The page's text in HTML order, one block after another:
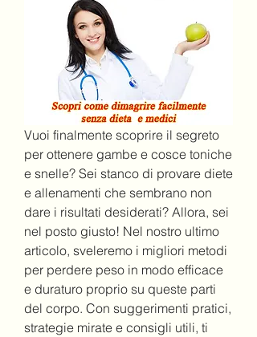
Vuoi finalmente scoprire il segreto
per ottenere gambe e cosce toniche
e snelle? Sei stanco di provare diete
e allenamenti che sembrano non
dare i risultati desiderati? Allora, sei
nel posto giusto! Nel nostro ultimo
articolo, sveleremo i migliori metodi
per perdere peso in modo efficace
e duraturo proprio su queste parti
del corpo. Con suggerimenti pratici,
strategie mirate e consigli utili, ti